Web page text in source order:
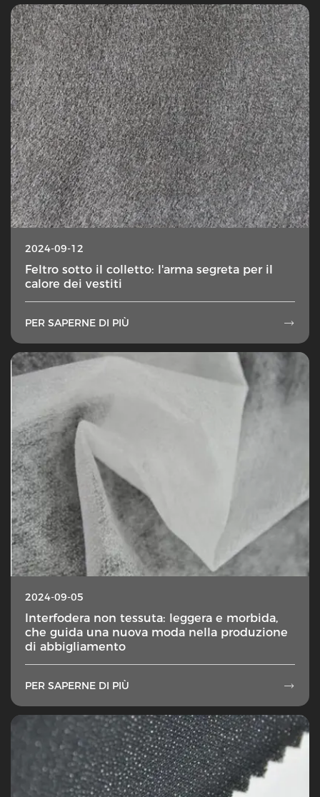
2024-09-12
Feltro sotto il colletto: l'arma segreta per il
calore dei vestiti
PER SAPERNE DI PIÙ 
2024-09-05
Interfodera non tessuta: leggera e morbida,
che guida una nuova moda nella produzione
di abbigliamento
PER SAPERNE DI PIÙ 